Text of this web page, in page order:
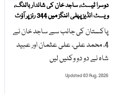
دوسرا ٹیسٹ، ساجد خان کی شاندار بالنگ،
ویسٹ انڈیز پہلی اننگز میں 344 رنز پر آؤٹ
پاکستان کی جانب سے ساجد خان نے
4، محمد علی، علی عثمان اور عبید
شاہ نے دو دو وکٹیں لیں
Updated 03 Aug, 2026